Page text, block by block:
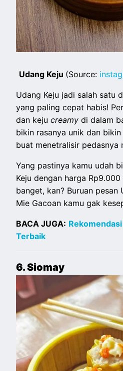
Udang Keju (Source:
Udang Keju jadi salah satu
yang paling cepat habis!
dan kejucreamydi dalam
bikin rasanya unik dan
buat menetralisir pedasnya
Yang pastinya kamu udah
Keju dengan harga
banget, kan? Buruan pesan
Mie Gacoan kamu gak
BACA JUGA:
Terbaik
6. Siomay